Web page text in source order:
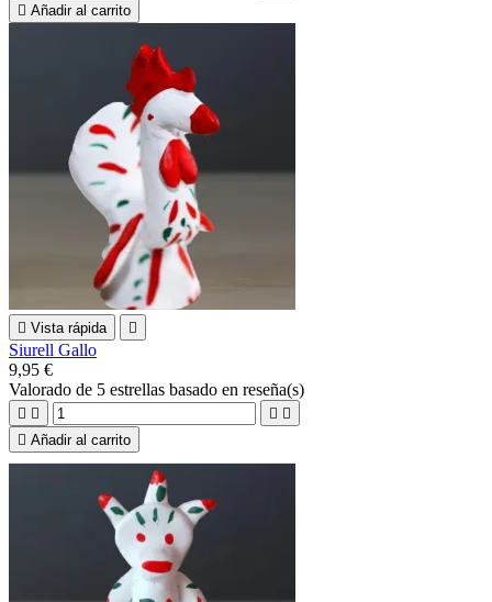
 Añadir al carrito
 Vista rápida 
Siurell Gallo
9,95 €
Valorado de 5 estrellas basado en reseña(s)
   
 Añadir al carrito